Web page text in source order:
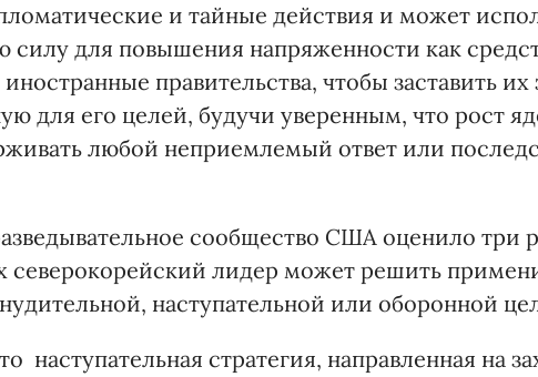
и тайные действия и может
силу для повышения напряженности как
правительства, чтобы заставить их
для его целей, будучи уверенным, что рост
любой неприемлемый ответ или
сообщество США оценило три
северокорейский лидер может решить
наступательной или оборонной
наступательная стратегия, направленная на